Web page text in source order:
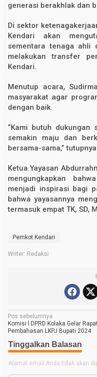
generasi berakhlak dan
Di sektor
Kendari akan
sementara tenaga ahli
melakukan transfer
Kendari.
Menutup acara,
masyarakat agar
dengan baik.
“Kami butuh dukungan
semakin maju dan
bersama-sama,”
Ketua Yayasan
mengungkapkan
menjadi inspirasi bagi
bahwa yayasannya
termasuk empat TK, SD,
Pemkot Kendari
Writer: Redaksi
N
a
v
i
g
Pos sebelumnya
Komisi l DPRD Kolaka Gelar
Pembahasan LKPJ Bupati 2024
Tinggalkan Balasan
Alamat email Anda tidak akan